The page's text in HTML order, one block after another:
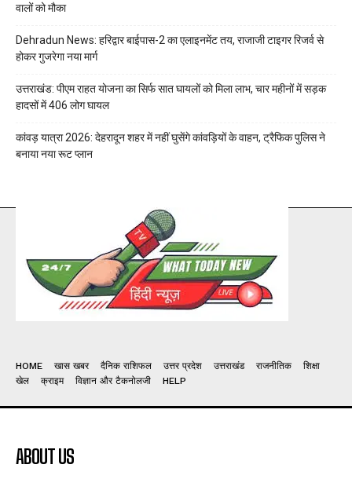
वालों को मौका
Dehradun News: हरिद्वार बाईपास-2 का एलाइनमेंट तय, राजाजी टाइगर रिजर्व से
होकर गुजरेगा नया मार्ग
उत्तराखंड: पीएम राहत योजना का सिर्फ सात घायलों को मिला लाभ, चार महीनों में सड़क
हादसों में 406 लोग घायल
कांवड़ यात्रा 2026: देहरादून शहर में नहीं घुसेंगे कांवड़ियों के वाहन, ट्रैफिक पुलिस ने
बनाया नया रूट प्लान
HOME खास खबर दैनिक राशिफल उत्तर प्रदेश उत्तराखंड राजनीतिक
शिक्षा
खेल
क्राइम विज्ञान और टैकनोलजी HELP
ABOUT US